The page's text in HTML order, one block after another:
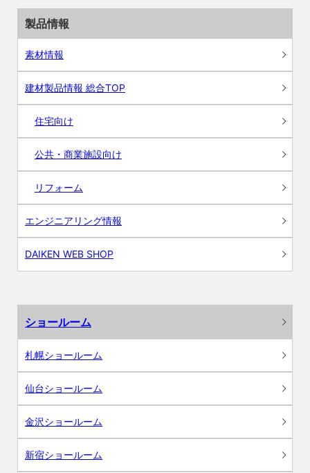
製品情報
素材情報
建材製品情報 総合TOP
住宅向け
公共・商業施設向け
リフォーム
エンジニアリング情報
DAIKEN WEB SHOP
ショールーム
札幌ショールーム
仙台ショールーム
金沢ショールーム
新宿ショールーム